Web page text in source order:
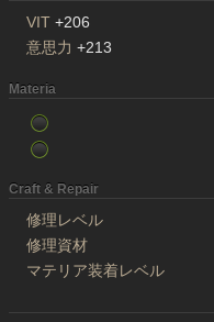
VIT +206
意思力 +213
Materia
Craft & Repair
修理レベル
修理資材
マテリア装着レベル